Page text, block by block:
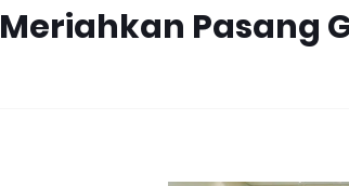
Meriahkan Pasang